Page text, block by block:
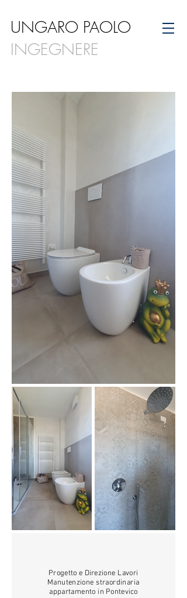
UNGARO PAOLO
INGEGNERE
Progetto e Direzione Lavori
Manutenzione straordinaria
appartamento in Pontevico